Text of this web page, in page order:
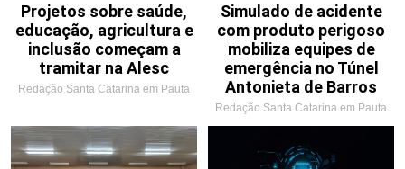
Projetos sobre saúde,
educação, agricultura e
inclusão começam a
tramitar na Alesc
Redação Santa Catarina em Pauta
Simulado de acidente
com produto perigoso
mobiliza equipes de
emergência no Túnel
Antonieta de Barros
Redação Santa Catarina em Pauta